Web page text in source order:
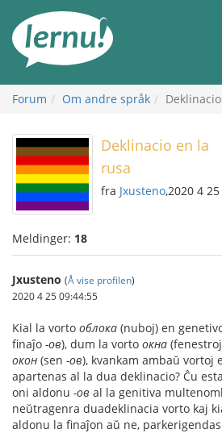
innholdet
Forum Om andre språk
Deklinacio en la
rusa
fra Jxusteno,2020 4 25
Meldinger: 18
Jxusteno (Å vise profilen)
2020 4 25 09:44:55
Kial la vorto облока (nuboj) en
finaĵo -ов), dum la vorto окна
окон (sen -ов), kvankam ambaŭ vortoj
apartenas al la dua deklinacio? Ĉu
oni aldonu -ов al la genitiva
neŭtragenra duadeklinacia vorto kaj
aldonu la finaĵon aŭ ne,